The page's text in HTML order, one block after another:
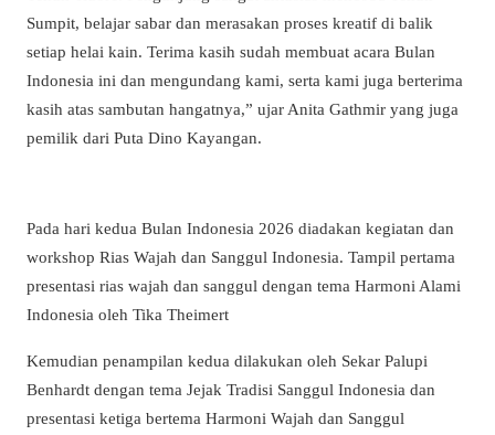
Sumpit, belajar sabar dan merasakan proses kreatif di balik
setiap helai kain. Terima kasih sudah membuat acara Bulan
Indonesia ini dan mengundang kami, serta kami juga berterima
kasih atas sambutan hangatnya,” ujar Anita Gathmir yang juga
pemilik dari Puta Dino Kayangan.
Pada hari kedua Bulan Indonesia 2026 diadakan kegiatan dan
workshop Rias Wajah dan Sanggul Indonesia. Tampil pertama
presentasi rias wajah dan sanggul dengan tema Harmoni Alami
Indonesia oleh Tika Theimert
Kemudian penampilan kedua dilakukan oleh Sekar Palupi
Benhardt dengan tema Jejak Tradisi Sanggul Indonesia dan
presentasi ketiga bertema Harmoni Wajah dan Sanggul